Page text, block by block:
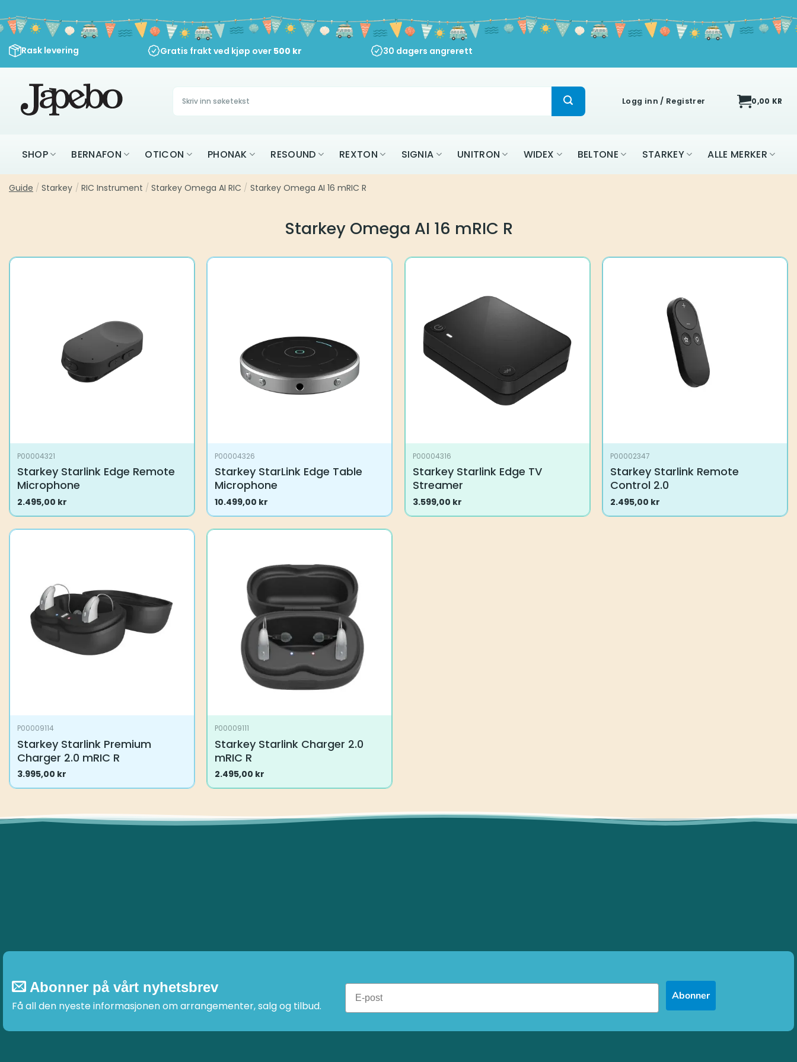
to
content
Rask levering Gratis frakt ved kjøp over 500 kr 30 dagers angrerett
Søk
etter:
Logg inn / Registrer 0,00 KR
SHOP BERNAFON OTICON PHONAK RESOUND REXTON SIGNIA UNITRON WIDEX BELTONE STARKEY ALLE MERKER
Guide / Starkey / RIC Instrument / Starkey Omega AI RIC / Starkey Omega AI 16 mRIC R
Starkey Omega AI 16 mRIC R
P00004321
Starkey Starlink Edge Remote
Microphone
2.495,00 kr
P00004326
Starkey StarLink Edge Table
Microphone
10.499,00 kr
P00004316
Starkey Starlink Edge TV
Streamer
3.599,00 kr
P00002347
Starkey Starlink Remote
Control 2.0
2.495,00 kr
P00009114
Starkey Starlink Premium
Charger 2.0 mRIC R
3.995,00 kr
P00009111
Starkey Starlink Charger 2.0
mRIC R
2.495,00 kr
Abonner på vårt nyhetsbrev
Få all den nyeste informasjonen om arrangementer, salg og tilbud.
Abonner